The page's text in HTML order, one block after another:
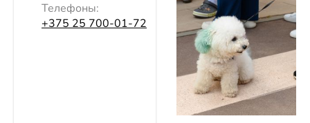
Телефоны:
+375 25 700-01-72